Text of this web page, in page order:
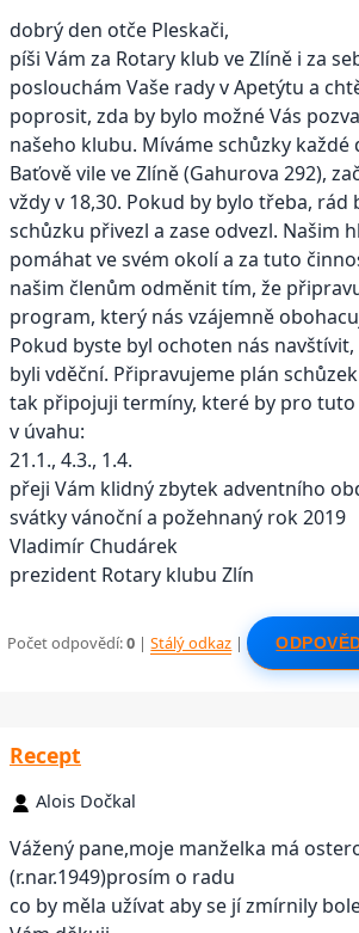
dobrý den otče Pleskači,
píši Vám za Rotary klub ve Zlíně i za
poslouchám Vaše rady v Apetýtu a
poprosit, zda by bylo možné Vás
našeho klubu. Míváme schůzky
Baťově vile ve Zlíně (Gahurova 292),
vždy v 18,30. Pokud by bylo třeba, rád
schůzku přivezl a zase odvezl. Našim
pomáhat ve svém okolí a za tuto
našim členům odměnit tím, že
program, který nás vzájemně
Pokud byste byl ochoten nás
byli vděční. Připravujeme plán
tak připojuji termíny, které by pro
v úvahu:
21.1., 4.3., 1.4.
přeji Vám klidný zbytek adventního
svátky vánoční a požehnaný rok 2019
Vladimír Chudárek
prezident Rotary klubu Zlín
Počet odpovědí:0 |Stálý odkaz |
Recept
Alois Dočkal
Vážený pane,moje manželka má
(r.nar.1949)prosím o radu
co by měla užívat aby se jí zmírnily